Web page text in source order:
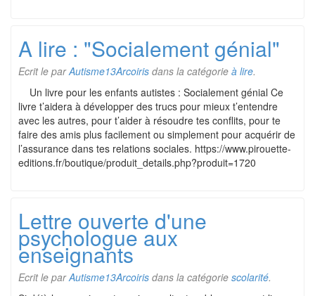
A lire : "Socialement génial"
Ecrit le parAutisme13Arcoiris dans la catégorie à lire.
Un livre pour les enfants autistes : Socialement génial Ce
livre t’aidera à développer des trucs pour mieux t’entendre
avec les autres, pour t’aider à résoudre tes conflits, pour te
faire des amis plus facilement ou simplement pour acquérir de
l’assurance dans tes relations sociales. https://www.pirouette-
editions.fr/boutique/produit_details.php?produit=1720
Lettre ouverte d'une
psychologue aux
enseignants
Ecrit le parAutisme13Arcoiris dans la catégorie scolarité.